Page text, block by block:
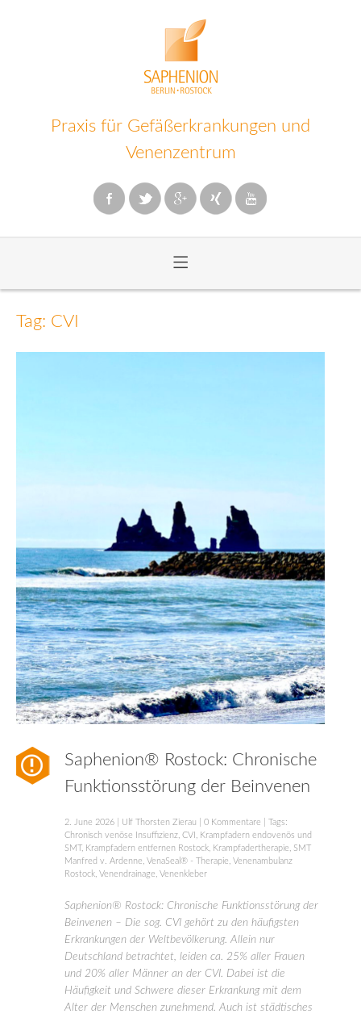
Praxis für Gefäßerkrankungen und
Venenzentrum
≡
Inhalt
Tag: CVI
Saphenion® Rostock: Chronische
Funktionsstörung der Beinvenen
2. June 2026 Ulf Thorsten Zierau 0 Kommentare | Tags:
Chronisch venöse Insuffizienz CVI
Krampfadern endovenös und
SMT, Krampfadern entfernen Rostock Krampfadertherapie
SMT
Manfred v. Ardenne VenaSeal® - Therapie Venenambulanz
Rostock Venendrainage Venenkleber
Saphenion® Rostock: Chronische Funktionsstörung der
Beinvenen – Die sog. CVI gehört zu den häufigsten
Erkrankungen der Weltbevölkerung. Allein nur
Deutschland betrachtet, leiden ca. 25% aller Frauen
und 20% aller Männer an der CVI. Dabei ist die
Häufigkeit und Schwere dieser Erkrankung mit dem
Alter der Menschen zunehmend. Auch ist städtisches